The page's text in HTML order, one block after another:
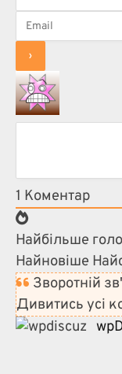
1 Коментар
Найбільше
Найновіше
Зворотній
Дивитись усі